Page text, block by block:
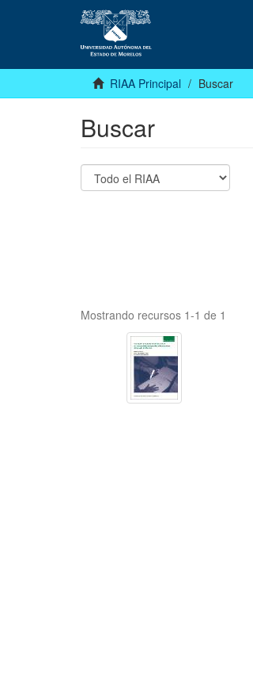
RIAA Principal Buscar
Buscar
Mostrando recursos 1-1 de 1